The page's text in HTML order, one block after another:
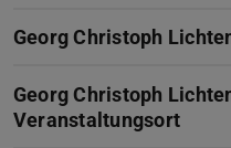
Georg Christoph
Georg Christoph
Veranstaltungsort